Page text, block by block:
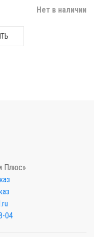
Нет в наличии
Плюс»
04